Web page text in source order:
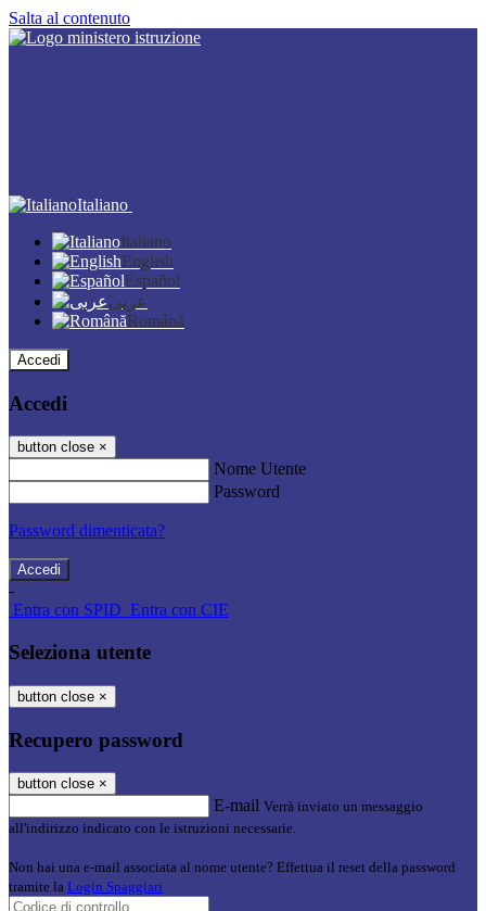
Salta al contenuto
Italiano
Italiano
English
Español
عربى
Română
Accedi
Accedi
button close ×
Nome Utente
Password
Password dimenticata?
-
Entra con SPID Entra con CIE
Seleziona utente
button close ×
Recupero password
button close ×
E-mail Verrà inviato un messaggio
all'indirizzo indicato con le istruzioni necessarie.
Non hai una e-mail associata al nome utente? Effettua il reset della password
tramite la Login Spaggiari